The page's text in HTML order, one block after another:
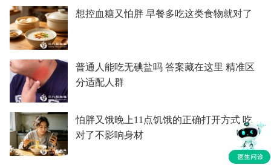
想控血糖又怕胖 早餐多吃这类食物就对了
普通人能吃无碘盐吗 答案藏在这里 精准区
分适配人群
怕胖又饿晚上11点饥饿的正确打开方式 吃
对了不影响身材